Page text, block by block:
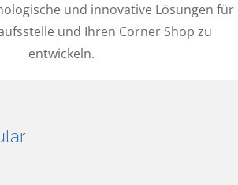
und innovative Lösungen für
und Ihren Corner Shop zu
entwickeln.